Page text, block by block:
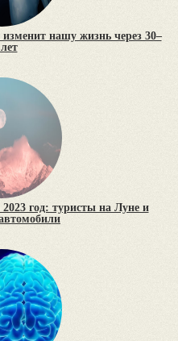
нашу жизнь через 30–
год: туристы на Луне и